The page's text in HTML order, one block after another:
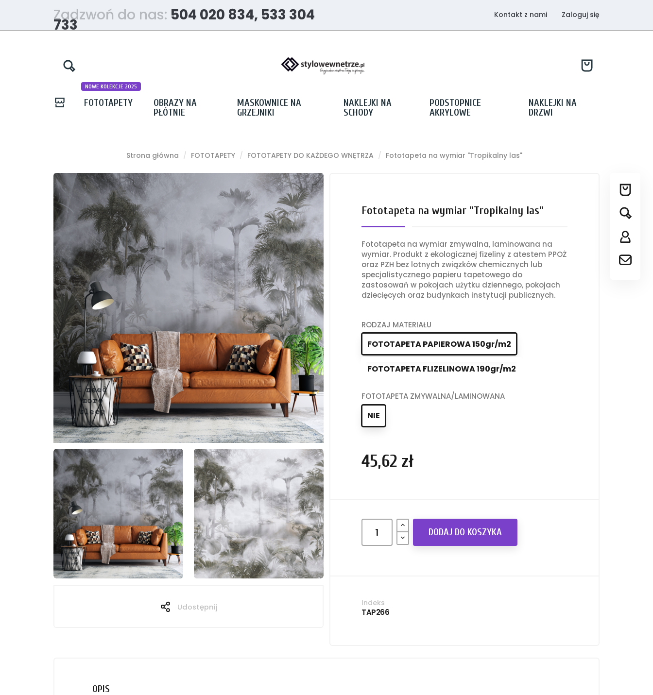
Zadzwoń do nas: 504 020 834, 533 304
733
Kontakt z nami Zaloguj się
FOTOTAPETY
NOWE KOLEKCJE 2025
OBRAZY NA
PŁÓTNIE
MASKOWNICE NA
GRZEJNIKI
NAKLEJKI NA
SCHODY
PODSTOPNICE
AKRYLOWE
NAKLEJKI NA
DRZWI
Strona główna FOTOTAPETY FOTOTAPETY DO KAŻDEGO WNĘTRZA Fototapeta na wymiar "Tropikalny las"
Udostępnij
Fototapeta na wymiar "Tropikalny las"
Fototapeta na wymiar zmywalna, laminowana na
wymiar. Produkt z ekologicznej fizeliny z atestem PPOŻ
oraz PZH bez lotnych związków chemicznych lub
specjalistycznego papieru tapetowego do
zastosowań w pokojach użytku dziennego, pokojach
dziecięcych oraz budynkach instytucji publicznych.
RODZAJ MATERIAŁU
FOTOTAPETA PAPIEROWA 150gr/m2
FOTOTAPETA FLIZELINOWA 190gr/m2
FOTOTAPETA ZMYWALNA/LAMINOWANA
NIE
45,62 zł
DODAJ DO KOSZYKA
Indeks
TAP266
OPIS